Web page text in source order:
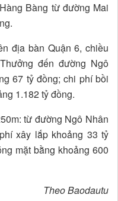
Bàng từ đường Mai
địa bàn Quận 6, chiều
đến đường Ngô
67 tỷ đồng; chi phí bồi
1.182 tỷ đồng.
từ đường Ngô Nhân
xây lắp khoảng 33 tỷ
mặt bằng khoảng 600
Theo Baodautu